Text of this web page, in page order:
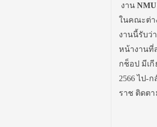
งานNMU
ในคณะต่า
งานนี้รับว่
หน้างานที่
กช็อป มีเ
2566 ไป-
ราช ติดตา